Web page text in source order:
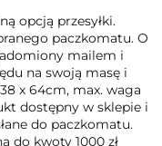
opcją przesyłki.
paczkomatu. O
mailem i
na swoją masę i
x 64cm, max. waga
dostępny w sklepie i
do paczkomatu.
do kwoty 1000 zł